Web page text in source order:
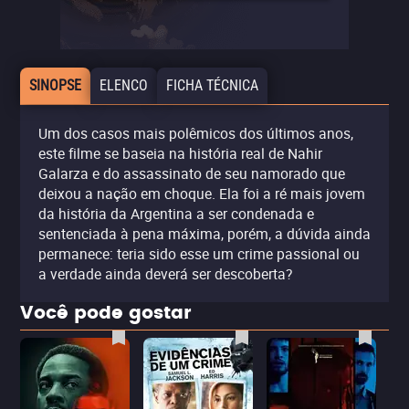
SINOPSE ELENCO FICHA TÉCNICA
Um dos casos mais polêmicos dos últimos anos,
este filme se baseia na história real de Nahir
Galarza e do assassinato de seu namorado que
deixou a nação em choque. Ela foi a ré mais jovem
da história da Argentina a ser condenada e
sentenciada à pena máxima, porém, a dúvida ainda
permanece: teria sido esse um crime passional ou
a verdade ainda deverá ser descoberta?
Você pode gostar